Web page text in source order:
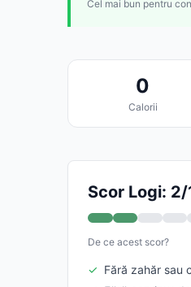
Cel mai bun pentru
0
Calorii
Scor Logi: 2/
De ce acest scor?
✓ Fără zahăr sau